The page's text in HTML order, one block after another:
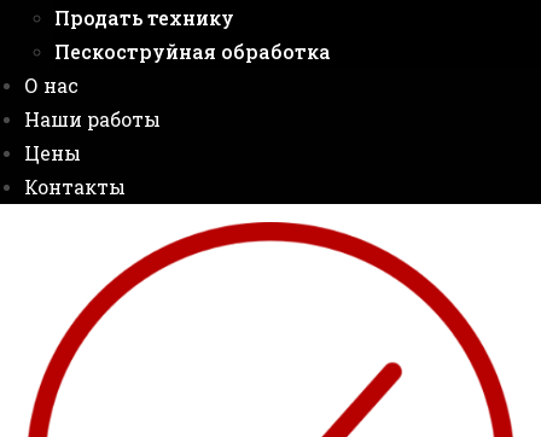
Продать технику
Пескоструйная обработка
О нас
Наши работы
Цены
Контакты